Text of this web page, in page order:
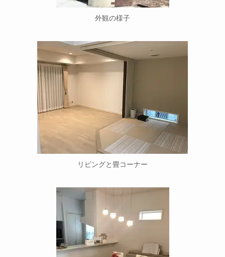
外観の様子
リビングと畳コーナー